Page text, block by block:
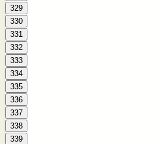
329
330
331
332
333
334
335
336
337
338
339